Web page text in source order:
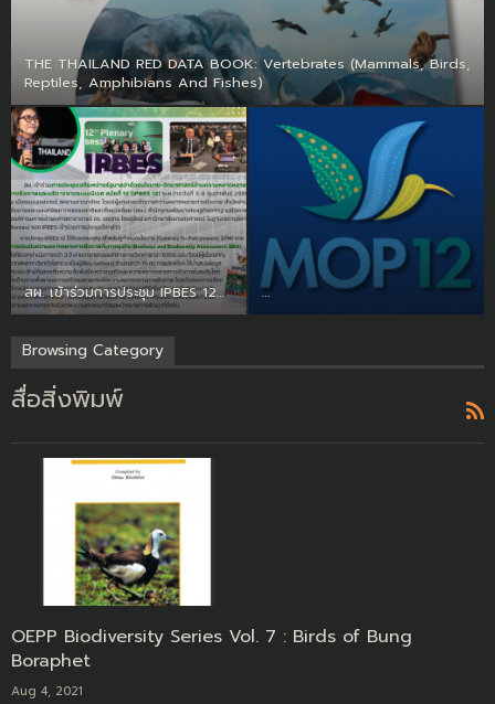
THE THAILAND RED DATA BOOK: Vertebrates (Mammals, Birds,
Reptiles, Amphibians And Fishes)
สผ. เข้าร่วมการประชุม IPBES 12… …
Browsing Category
สื่อสิ่งพิมพ์
OEPP Biodiversity Series Vol. 7 : Birds of Bung
Boraphet
Aug 4, 2021